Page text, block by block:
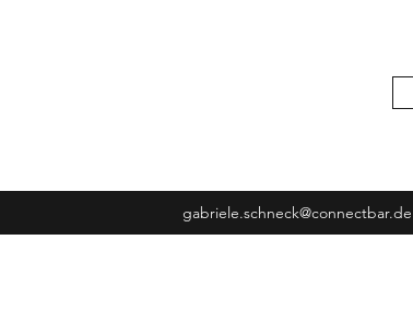
gabriele.schneck@connectbar.de